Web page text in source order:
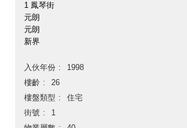
1 鳳琴街
元朗
元朗
新界
入伙年份
1998
樓齡
26
樓盤類型
住宅
街號
1